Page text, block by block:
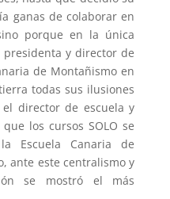
ganas de colaborar en
porque en la única
y director de
de Montañismo en
todas sus ilusiones
director de escuela y
los cursos SOLO se
Escuela Canaria de
ante este centralismo y
se mostró el más